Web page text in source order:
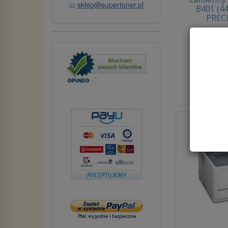
B401
Do
sklep@supertoner.pl